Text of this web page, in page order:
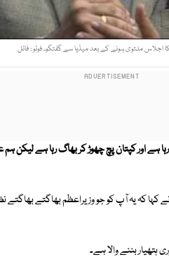
اجلاس ملتوی ہونے کے بعد میڈیا سے گفتگو۔ فوٹو : فائل
ہے اور کپتان پچ چھوڑ کر بھاگ رہا ہے لیکن
کہا کہ یہ آپ کو جو وزیراعظم بھاگتے
ہتھیار بننے والا ہے۔